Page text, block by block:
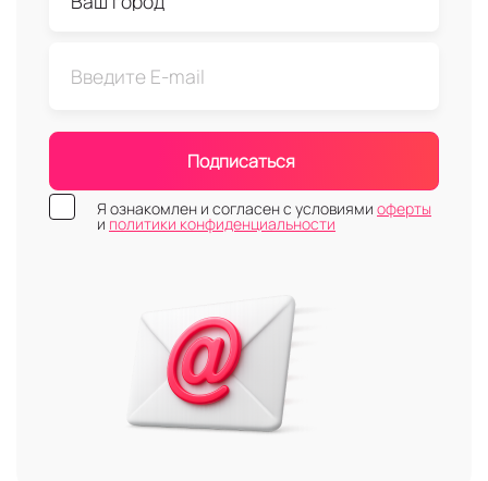
Подписаться
Я ознакомлен и согласен с условиями оферты
и политики конфиденциальности